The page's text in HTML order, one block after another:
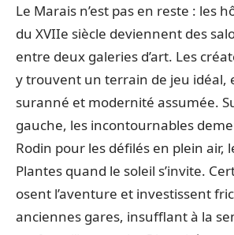
Le Marais n’est pas en reste : les
du XVIIe siècle deviennent des
entre deux galeries d’art. Les
y trouvent un terrain de jeu idéal,
suranné et modernité assumée.
gauche, les incontournables
Rodin pour les défilés en plein air,
Plantes quand le soleil s’invite.
osent l’aventure et investissent
anciennes gares, insufflant à la